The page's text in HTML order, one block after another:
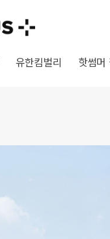
유한킴벌리 핫썸머